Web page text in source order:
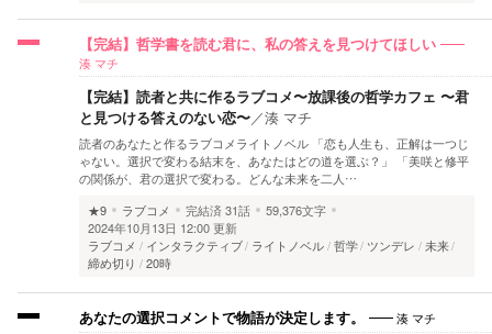
【完結】哲学書を読む君に、私の答えを見つけてほしい
湊 マチ
【完結】読者と共に作るラブコメ〜放課後の哲学カフェ 〜君
と見つける答えのない恋〜／湊 マチ
読者のあなたと作るラブコメライトノベル 「恋も人生も、正解は一つじ
ゃない。選択で変わる結末を、あなたはどの道を選ぶ？」 「美咲と修平
の関係が、君の選択で変わる。どんな未来を二人…
★9
ラブコメ 完結済31話
59,376文字
2024年10月13日 12:00 更新
ラブコメ
インタラクティブ ライトノベル 哲学 ツンデレ
未来
締め切り
20時
あなたの選択コメントで物語が決定します。 湊 マチ